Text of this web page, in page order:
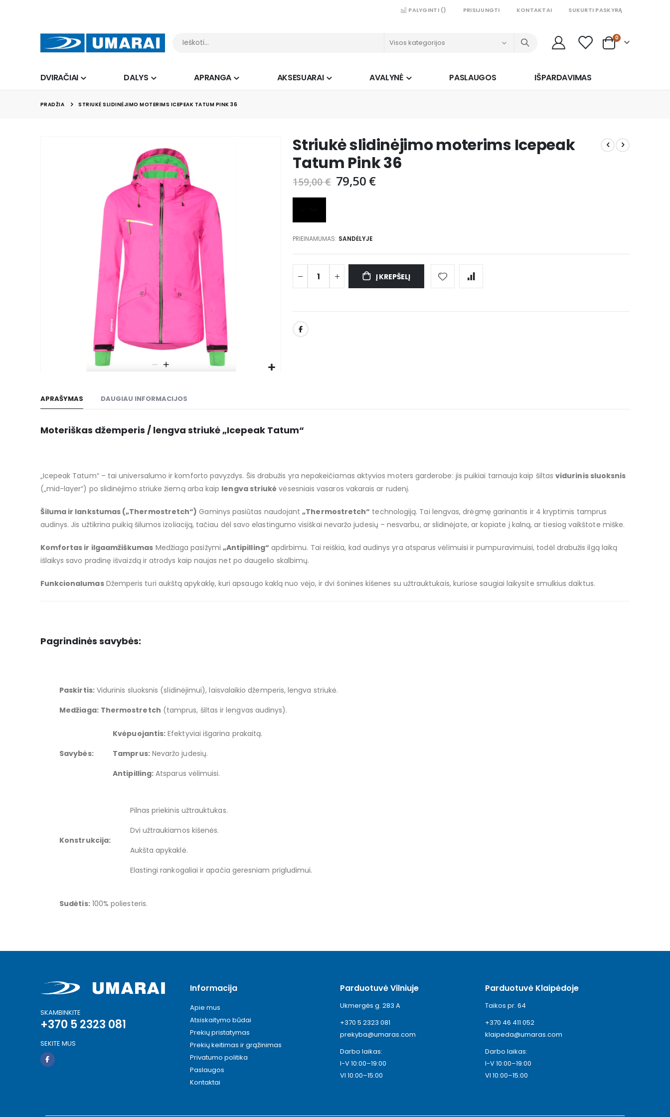
PALYGINTI () PRISIJUNGTI KONTAKTAI SUKURTI PASKYRĄ
Cart
0prekės
DVIRAČIAI DALYS APRANGA AKSESUARAI AVALYNĖ PASLAUGOS IŠPARDAVIMAS
PRADŽIA STRIUKĖ SLIDINĖJIMO MOTERIMS ICEPEAK TATUM PINK 36
the
of
Striukė slidinėjimo moterims Icepeak
Tatum Pink 36
159,00 € 79,50 €
PRIEINAMUMAS: SANDĖLYJE
Į KREPŠELĮ
APRAŠYMAS
Moteriškas džemperis / lengva striukė „Icepeak Tatum“
„Icepeak Tatum“ – tai universalumo ir komforto pavyzdys. Šis drabužis yra nepakeičiamas aktyvios moters garderobe: jis puikiai tarnauja kaip šiltasvidurinis sluoksnis
(„mid-layer“) po slidinėjimo striuke žiemą arba kaip lengva striukė vėsesniais vasaros vakarais ar rudenį.
Šiluma ir lankstumas („Thermostretch“) Gaminys pasiūtas naudojant„Thermostretch“ technologiją. Tai lengvas, drėgmę garinantis ir 4 kryptimis tamprus
audinys. Jis užtikrina puikią šilumos izoliaciją, tačiau dėl savo elastingumo visiškai nevaržo judesių – nesvarbu, ar slidinėjate, ar kopiate į kalną, ar tiesiog vaikštote miške.
Komfortas ir ilgaamžiškumas Medžiaga pasižymi „Antipilling“ apdirbimu. Tai reiškia, kad audinys yra atsparus vėlimuisi ir pumpuravimuisi, todėl drabužis ilgą laiką
išlaikys savo pradinę išvaizdą ir atrodys kaip naujas net po daugelio skalbimų.
FunkcionalumasDžemperis turi aukštą apykaklę, kuri apsaugo kaklą nuo vėjo, ir dvi šonines kišenes su užtrauktukais, kuriose saugiai laikysite smulkius daiktus.
Pagrindinės savybės:
Paskirtis:Vidurinis sluoksnis (slidinėjimui), laisvalaikio džemperis, lengva striukė.
Medžiaga: Thermostretch (tamprus, šiltas ir lengvas audinys).
Savybės:
Kvėpuojantis: Efektyviai išgarina prakaitą.
Tamprus:Nevaržo judesių.
Antipilling: Atsparus vėlimuisi.
Konstrukcija:
Pilnas priekinis užtrauktukas.
Dvi užtraukiamos kišenės.
Aukšta apykaklė.
Elastingi rankogaliai ir apačia geresniam prigludimui.
Sudėtis:100% poliesteris.
DAUGIAU INFORMACIJOS
SKAMBINKITE
+370 5 2323 081
SEKITE MUS
Informacija
Apie mus
Atsiskaitymo būdai
Prekių pristatymas
Prekių keitimas ir grąžinimas
Privatumo politika
Paslaugos
Kontaktai
Parduotuvė Vilniuje
Ukmergės g. 283 A
+370 5 2323 081
prekyba@umaras.com
Darbo laikas:
I-V 10:00–19:00
VI 10:00–15:00
Parduotuvė Klaipėdoje
Taikos pr. 64
+370 46 411 052
klaipeda@umaras.com
Darbo laikas:
I-V 10:00–19:00
VI 10:00–15:00